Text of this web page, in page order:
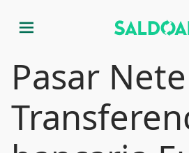
menu
Pasar